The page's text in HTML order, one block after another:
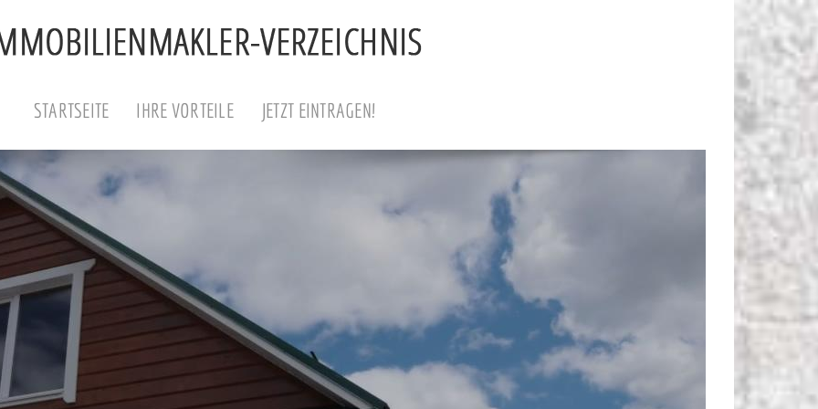
STARTSEITE IHRE VORTEILE JETZT EINTRAGEN!